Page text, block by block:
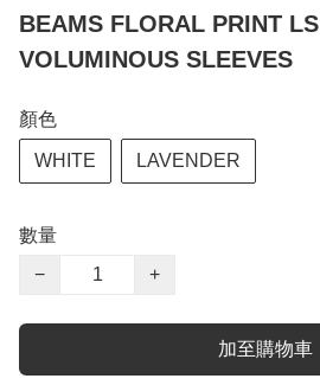
BEAMS FLORAL PRINT
VOLUMINOUS SLEEVES
顏色
WHITE LAVENDER
數量
−
+
加至購物車